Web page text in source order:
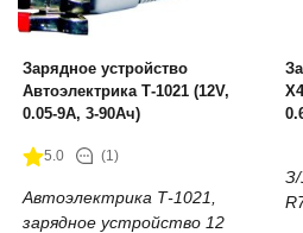
Зарядное устройство
Автоэлектрика Т-1021 (12V,
0.05-9А, 3-90Ач)
5.0 (1)
Автоэлектрика Т-1021,
зарядное устройство 12
З/